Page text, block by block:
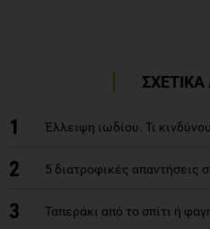
1 Έλλειψη ιωδίου. Τι
2 5 διατροφικές απαντήσεις
3 Ταπεράκι από το σπίτι ή